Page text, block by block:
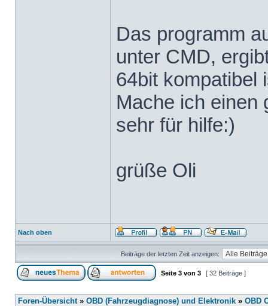
Das programm
unter CMD,
64bit kompatibel
Mache ich einen
sehr für hilfe:)
grüße Oli
Nach oben
Beiträge der letzten Zeit anzeigen:
Seite 3 von 3 [ 32 Beiträge ]
Foren-Übersicht» OBD (Fahrzeugdiagnose) und Elektronik » OBD